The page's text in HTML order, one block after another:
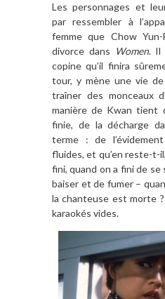
Les personnages et
par ressembler à
femme que Chow
divorce dans Women. Il
copine qu’il finira
tour, y mène une vie
traîner des monceaux
manière de Kwan tient
finie, de la décharge
terme : de
fluides, et qu’en reste-
fini, quand on a fini de se
baiser et de fumer –
la chanteuse est morte
karaokés vides.